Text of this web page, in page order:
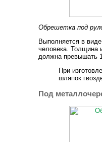
Обрешетка под
Выполняется в
человека. Толщина
должна превышать
При
шляпок
Под